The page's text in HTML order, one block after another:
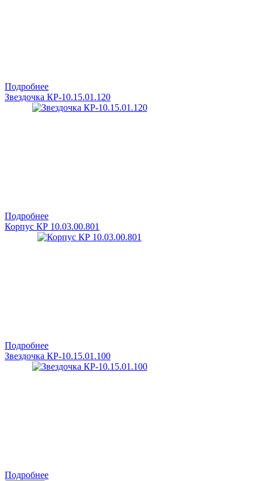
Подробнее
Звездочка КР-10.15.01.120
Подробнее
Корпус КР 10.03.00.801
Подробнее
Звездочка КР-10.15.01.100
Подробнее